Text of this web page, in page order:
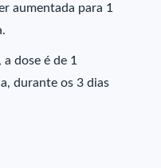
aumentada para 1
dose é de 1
durante os 3 dias